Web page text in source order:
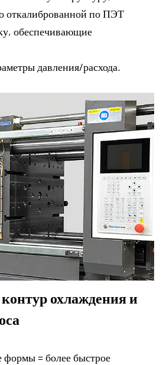
откалиброванной по ПЭТ
обеспечивающие
давления/расхода.
охлаждения и
формы = более быстрое